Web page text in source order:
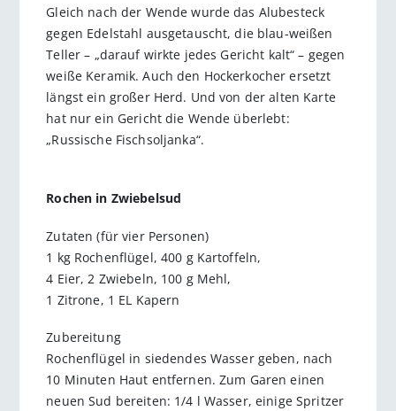
Gleich nach der Wende wurde das Alubesteck
gegen Edelstahl ausgetauscht, die blau-weißen
Teller – „darauf wirkte jedes Gericht kalt“ – gegen
weiße Keramik. Auch den Hockerkocher ersetzt
längst ein großer Herd. Und von der alten Karte
hat nur ein Gericht die Wende überlebt:
„Russische Fischsoljanka“.
Rochen in Zwiebelsud
Zutaten (für vier Personen)
1 kg Rochenflügel, 400 g Kartoffeln,
4 Eier, 2 Zwiebeln, 100 g Mehl,
1 Zitrone, 1 EL Kapern
Zubereitung
Rochenflügel in siedendes Wasser geben, nach
10 Minuten Haut entfernen. Zum Garen einen
neuen Sud bereiten: 1/4 l Wasser, einige Spritzer